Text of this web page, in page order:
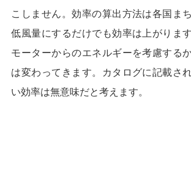
こしません。効率の算出方法は各国ま
低風量にするだけでも効率は上がりま
モーターからのエネルギーを考慮する
は変わってきます。カタログに記載さ
い効率は無意味だと考えます。